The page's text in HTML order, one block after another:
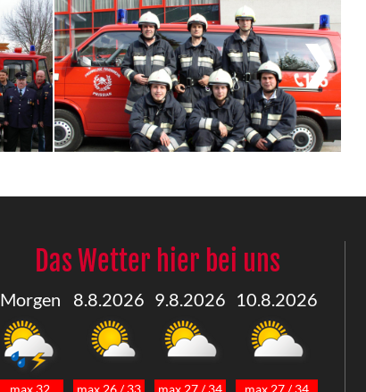
Das Wetter hier bei uns
Morgen 8.8.2026 9.8.2026 10.8.2026